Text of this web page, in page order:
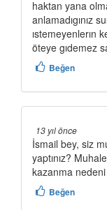
haktan yana
anlamadıgınız
ıstemeyenlerın
öteye gıdemez
Beğen
13 yıl önce
İsmail bey, siz
yaptınız?
kazanma nedeni
Beğen